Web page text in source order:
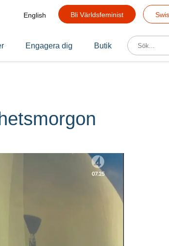
English Bli Världsfeminist
Engagera dig Butik
Sök efter: